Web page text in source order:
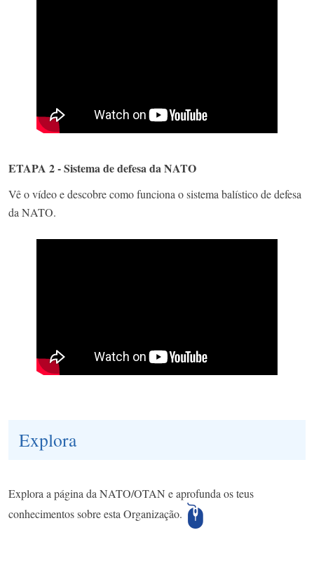
ETAPA 2 - Sistema de defesa da NATO
Vê o vídeo e descobre como funciona o sistema balístico de defesa
da NATO.
Explora
Explora a página da NATO/OTAN e aprofunda os teus
conhecimentos sobre esta Organização.